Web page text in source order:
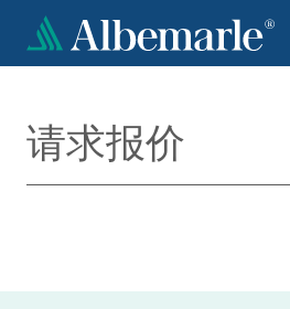
到
请求报价